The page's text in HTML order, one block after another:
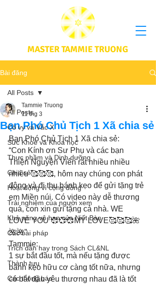
MASTER TAMMIE TRUONG
Bài đăng
All Posts
Cô vy và Vắc X
Sức Khoẻ và Khoa học
Thực phầm và Dinh dưỡng
Chia sẻ
Hoạt động vì cộng đồng
Trải nghiệm của người xem
Khả năng vô hạn của Niết Bàn
Các bài pháp
Trích dẫn hay trong Sách CL&NL
Thành tựu
Các thông báo
All Posts
Bạn Phó Chủ Tịch 1 Xã chia sẻ
Tammie Truong
11 thg 3
Bạn Phó Chủ Tịch 1 Xã chia sẻ:
“Con Kính ơn Sư Phụ và các bạn
Thiện Nguyện Viên rất nhiều nhiều
nhiều 🥰🥰🥰, hôm nay chúng con phát
động và đi thu bánh kẹo để gửi tặng trẻ
em Miền núi. Có video này dễ thương
quá, con xin gửi tặng cả nhà. WE
LOVE YOU 💞💞💞MY LOVE🥰🥰🥰🌺
🌺🌺”
Tammie:
1 sự bắt đầu tốt, mà nếu tặng được
bánh kẹo hữu cơ càng tốt nữa, nhưng
có bắt đầu yêu thương nhau đã là tốt